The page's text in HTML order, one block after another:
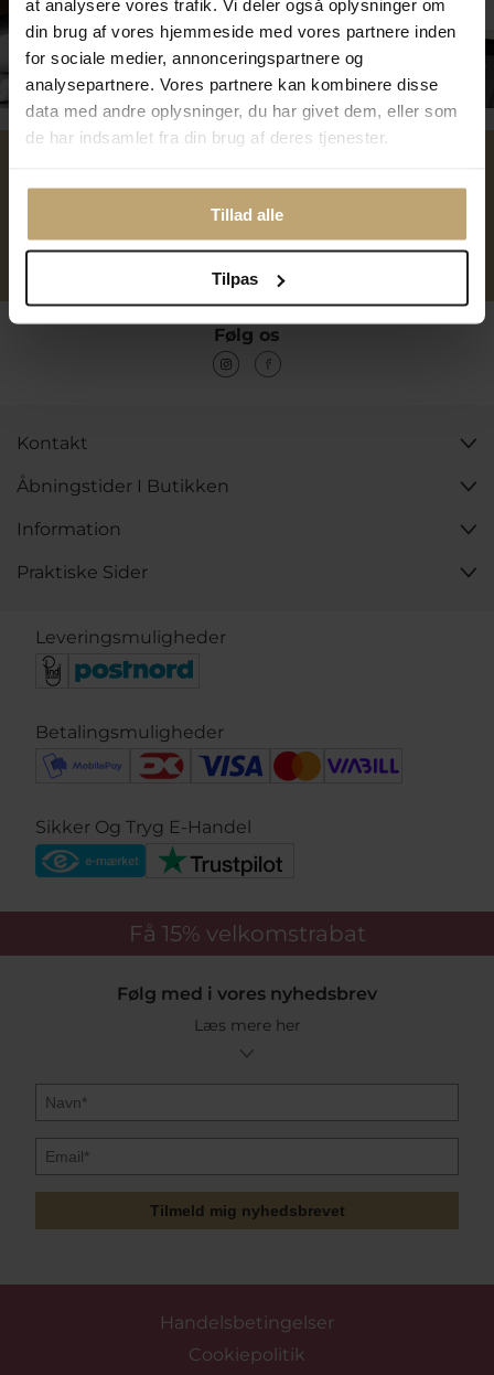
at analysere vores trafik. Vi deler også oplysninger om
din brug af vores hjemmeside med vores partnere inden
for sociale medier, annonceringspartnere og
analysepartnere. Vores partnere kan kombinere disse
data med andre oplysninger, du har givet dem, eller som
de har indsamlet fra din brug af deres tjenester.
Tillad alle
Tilpas
Tilmeld dig kundeklubben
Over 40 års erfaring Mulighed for gravering
Personlig kundeservice
Reparation af smykker og
Følg os
Kontakt
Åbningstider I Butikken
Information
Praktiske Sider
Leveringsmuligheder
Betalingsmuligheder
Sikker Og Tryg E-Handel
Få 15% velkomstrabat
Følg med i vores nyhedsbrev
Læs mere her
Tilmeld mig nyhedsbrevet
Handelsbetingelser
Cookiepolitik